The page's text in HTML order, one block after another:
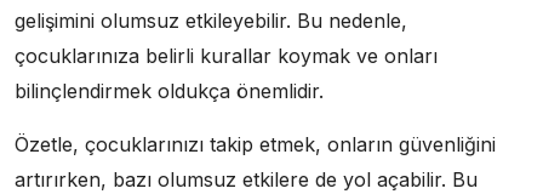
gelişimini olumsuz etkileyebilir. Bu nedenle,
çocuklarınıza belirli kurallar koymak ve onları
bilinçlendirmek oldukça önemlidir.
Özetle, çocuklarınızı takip etmek, onların güvenliğini
artırırken, bazı olumsuz etkilere de yol açabilir. Bu